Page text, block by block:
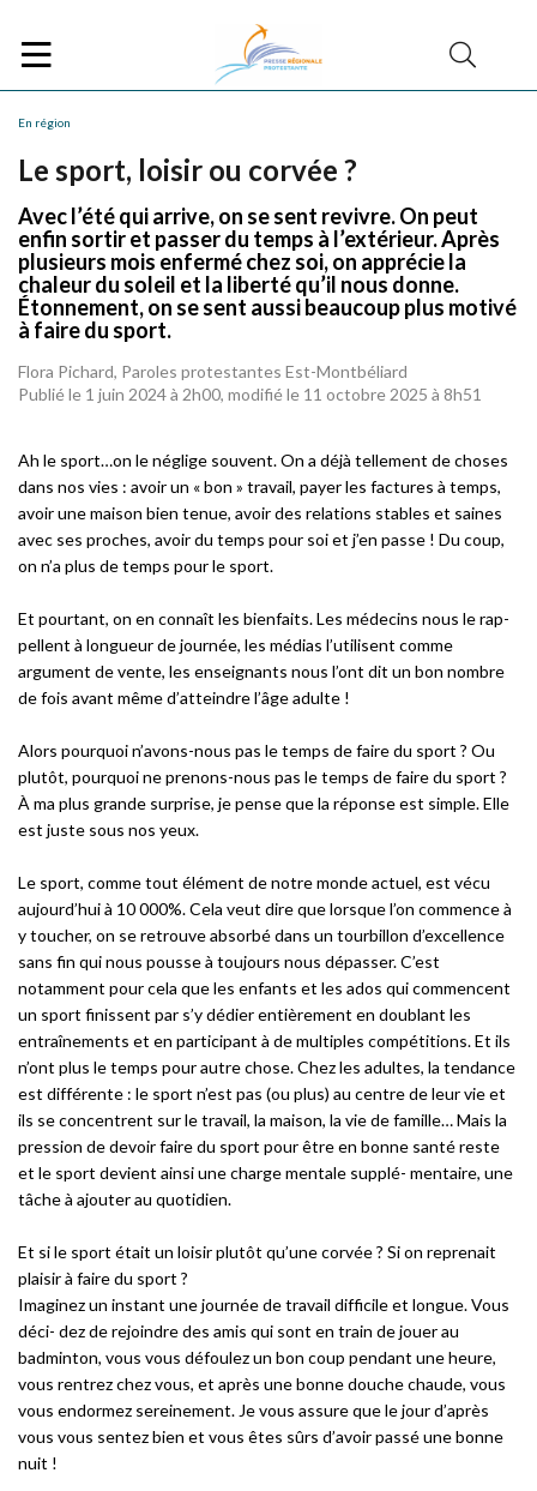
En région
Le sport, loisir ou corvée ?
Avec l’été qui arrive, on se sent revivre. On peut
enfin sortir et passer du temps à l’extérieur. Après
plusieurs mois enfermé chez soi, on apprécie la
chaleur du soleil et la liberté qu’il nous donne.
Étonnement, on se sent aussi beaucoup plus motivé
à faire du sport.
Flora Pichard, Paroles protestantes Est-Montbéliard
Publié le 1 juin 2024 à 2h00, modifié le 11 octobre 2025 à 8h51
Ah le sport…on le néglige souvent. On a déjà tellement de choses
dans nos vies : avoir un « bon » travail, payer les factures à temps,
avoir une maison bien tenue, avoir des relations stables et saines
avec ses proches, avoir du temps pour soi et j’en passe ! Du coup,
on n’a plus de temps pour le sport.
Et pourtant, on en connaît les bienfaits. Les médecins nous le rap-
pellent à longueur de journée, les médias l’utilisent comme
argument de vente, les enseignants nous l’ont dit un bon nombre
de fois avant même d’atteindre l’âge adulte !
Alors pourquoi n’avons-nous pas le temps de faire du sport ? Ou
plutôt, pourquoi ne prenons-nous pas le temps de faire du sport ?
À ma plus grande surprise, je pense que la réponse est simple. Elle
est juste sous nos yeux.
Le sport, comme tout élément de notre monde actuel, est vécu
aujourd’hui à 10 000%. Cela veut dire que lorsque l’on commence à
y toucher, on se retrouve absorbé dans un tourbillon d’excellence
sans fin qui nous pousse à toujours nous dépasser. C’est
notamment pour cela que les enfants et les ados qui commencent
un sport finissent par s’y dédier entièrement en doublant les
entraînements et en participant à de multiples compétitions. Et ils
n’ont plus le temps pour autre chose. Chez les adultes, la tendance
est différente : le sport n’est pas (ou plus) au centre de leur vie et
ils se concentrent sur le travail, la maison, la vie de famille… Mais la
pression de devoir faire du sport pour être en bonne santé reste
et le sport devient ainsi une charge mentale supplé- mentaire, une
tâche à ajouter au quotidien.
Et si le sport était un loisir plutôt qu’une corvée ? Si on reprenait
plaisir à faire du sport ?
Imaginez un instant une journée de travail difficile et longue. Vous
déci- dez de rejoindre des amis qui sont en train de jouer au
badminton, vous vous défoulez un bon coup pendant une heure,
vous rentrez chez vous, et après une bonne douche chaude, vous
vous endormez sereinement. Je vous assure que le jour d’après
vous vous sentez bien et vous êtes sûrs d’avoir passé une bonne
nuit !